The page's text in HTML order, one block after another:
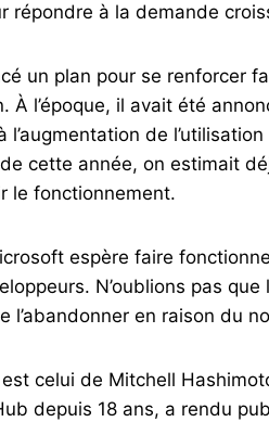
répondre à la demande
un plan pour se renforcer
À l’époque, il avait été
de
cette année, on estimait
le fonctionnement.
espère faire
N’oublions pas
en raison du
celui de Mitchell
depuis 18 ans, a rendu